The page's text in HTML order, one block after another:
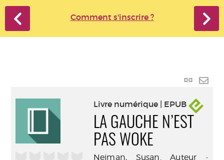
Comment s'inscrire ?
Lien
Livre numérique | EPUB
LA GAUCHE N’EST
PAS WOKE
Neiman, Susan. Auteur -